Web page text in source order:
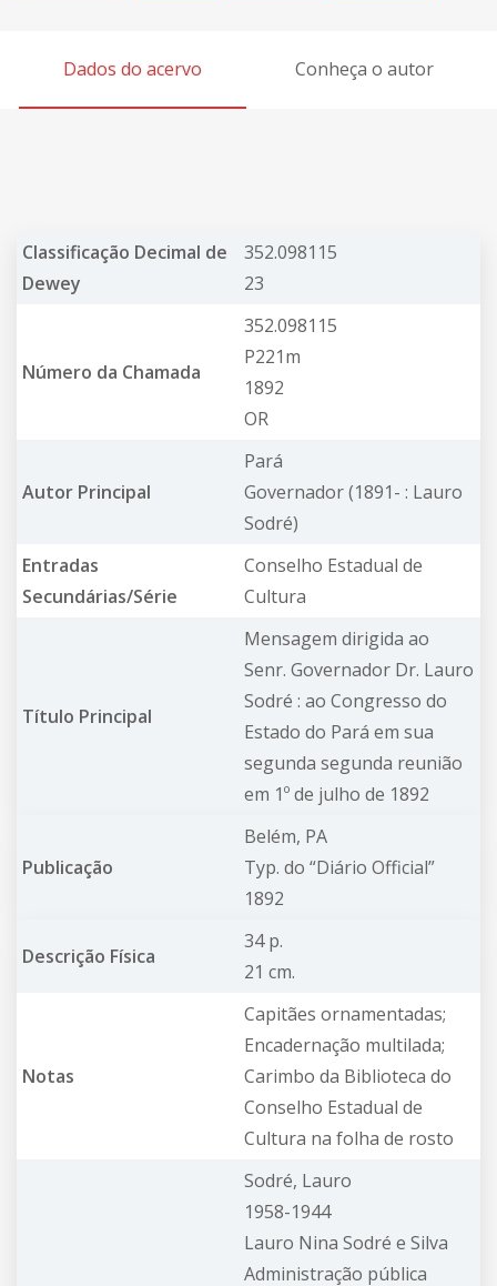
Dados do acervo Conheça o autor
Classificação Decimal de
Dewey
352.098115
23
Número da Chamada
352.098115
P221m
1892
OR
Autor Principal
Pará
Governador (1891- : Lauro
Sodré)
Entradas
Secundárias/Série
Conselho Estadual de
Cultura
Título Principal
Mensagem dirigida ao
Senr. Governador Dr. Lauro
Sodré : ao Congresso do
Estado do Pará em sua
segunda segunda reunião
em 1º de julho de 1892
Publicação
Belém, PA
Typ. do “Diário Official”
1892
Descrição Física
34 p.
21 cm.
Notas
Capitães ornamentadas;
Encadernação multilada;
Carimbo da Biblioteca do
Conselho Estadual de
Cultura na folha de rosto
Sodré, Lauro
1958-1944
Lauro Nina Sodré e Silva
Administração pública